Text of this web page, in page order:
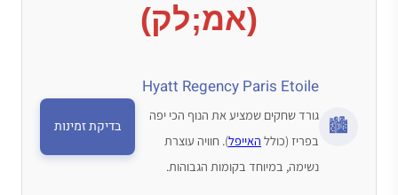
(אמ;לק)
🏙️
Hyatt Regency Paris Etoile
גורד שחקים שמציע את הנוף הכי יפה
בפריז (כולל האייפל). חוויה עוצרת
נשימה, במיוחד בקומות הגבוהות.
בדיקת זמינות